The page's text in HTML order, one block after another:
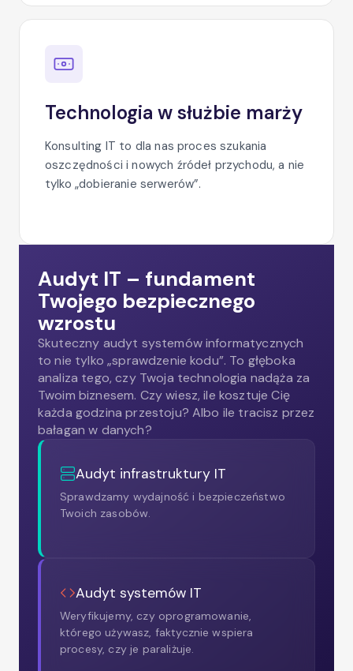
Technologia w służbie marży
Konsulting IT to dla nas proces szukania
oszczędności i nowych źródeł przychodu, a nie
tylko „dobieranie serwerów”.
Audyt IT – fundament
Twojego bezpiecznego
wzrostu
Skuteczny audyt systemów informatycznych
to nie tylko „sprawdzenie kodu”. To głęboka
analiza tego, czy Twoja technologia nadąża za
Twoim biznesem. Czy wiesz, ile kosztuje Cię
każda godzina przestoju? Albo ile tracisz przez
bałagan w danych?
Audyt infrastruktury IT
Sprawdzamy wydajność i bezpieczeństwo
Twoich zasobów.
Audyt systemów IT
Weryfikujemy, czy oprogramowanie,
którego używasz, faktycznie wspiera
procesy, czy je paraliżuje.